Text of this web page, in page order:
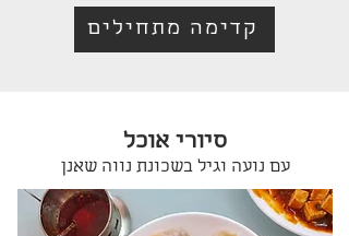
קדימה מתחילים
סיורי אוכל
עם נועה וגיל בשכונת נווה שאנן